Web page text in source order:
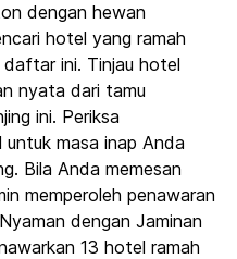
dengan hewan
hotel yang ramah
daftar ini. Tinjau hotel
nyata dari tamu
ini. Periksa
masa inap Anda
Bila Anda memesan
memperoleh penawaran
dengan Jaminan
13 hotel ramah